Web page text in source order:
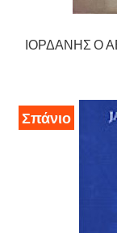
ΙΟΡΔΆΝΗΣ Ο
Σπάνιο